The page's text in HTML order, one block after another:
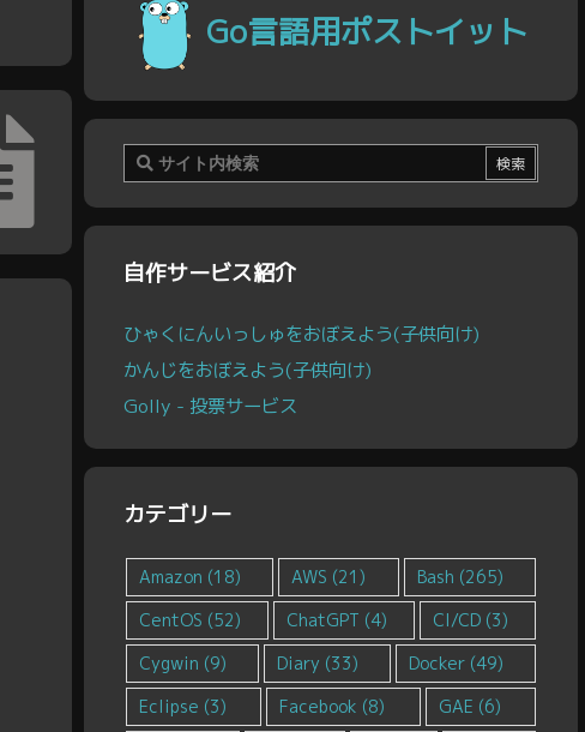
Go言語用ポストイット
自作サービス紹介
ひゃくにんいっしゅをおぼえよう(子供向け)
かんじをおぼえよう(子供向け)
Golly - 投票サービス
カテゴリー
Amazon (18) AWS (21) Bash (265)
CentOS (52) ChatGPT (4) CI/CD (3)
Cygwin (9) Diary (33) Docker (49)
Eclipse (3) Facebook (8) GAE (6)